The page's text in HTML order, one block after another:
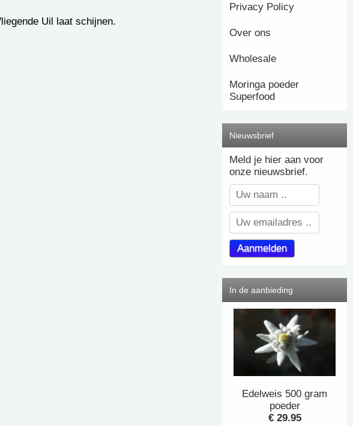
Uil laat schijnen.
Privacy Policy
Over ons
Wholesale
Moringa poeder
Superfood
Nieuwsbrief
Meld je hier aan voor
onze nieuwsbrief.
In de aanbieding
Edelweis 500 gram
poeder
€ 29.95